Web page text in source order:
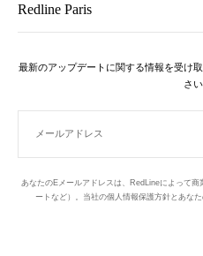
Redline Paris
最新のアップデートに関する情報を受け
さい
メールアドレス
あなたのEメールアドレスは、RedLineによって
ートなど）。当社の個人情報保護方針とあな